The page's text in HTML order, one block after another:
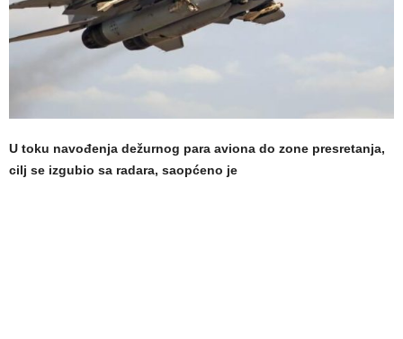
U toku navođenja dežurnog para aviona do zone presretanja,
cilj se izgubio sa radara, saopćeno je